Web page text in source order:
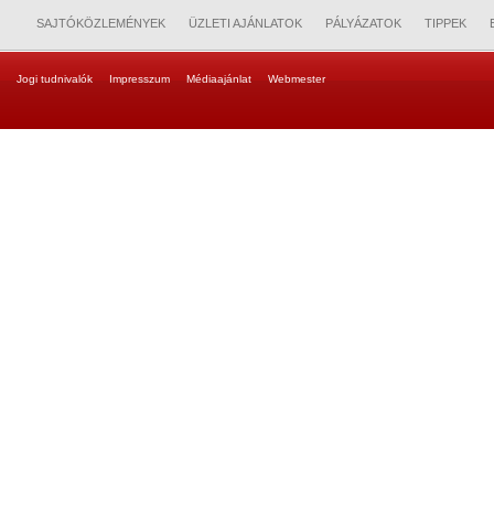
SAJTÓKÖZLEMÉNYEK ÜZLETI AJÁNLATOK PÁLYÁZATOK TIPPEK
Jogi tudnivalók Impresszum Médiaajánlat Webmester